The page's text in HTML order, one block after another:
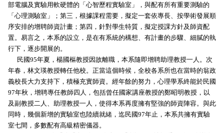
部電腦及實驗用軟硬體的「心智歷程實驗室」，與配有所有重要測驗的
「心理測驗室」；第三，根據課程需要，擬定一套依專長、按學術發展順
序安排的增聘師資計畫；第四，針對學生特質，擬定授課方針及師資配
置。易言之，本系的設立，是在有系統的構想、有計畫的步驟、細膩的執
行下，逐步開展的。
民國95年夏，楊國樞教授因故離職，本系隨即增聘助理教授一人。次
年春，林文瑛教授轉任他校。正當這個時候，全校各系所也在當時的翁政
義校長大力支持下，積極充實師資。經年餘的努力，心理學系終能於民國
97年秋，增聘專任教師四人，包括曾任國家講座教授的鄭昭明教授，以
及副教授二人、助理教授一人，使得本系再度擁有堅強的師資陣容。與此
同時，幾個新增的實驗室也陸續就緒，迄民國97年止，本系共擁有實驗
室七間，多數配有高級精密儀器。